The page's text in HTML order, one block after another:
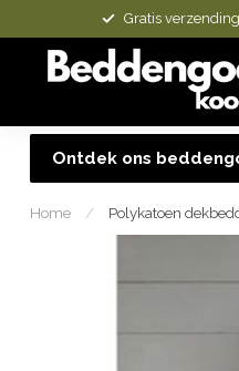
Gratis
Ontdek ons
Home / Polykatoen